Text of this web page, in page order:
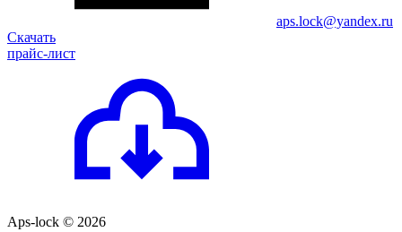
aps.lock@yandex.ru
Скачать
прайс-лист
Aps-lock © 2026